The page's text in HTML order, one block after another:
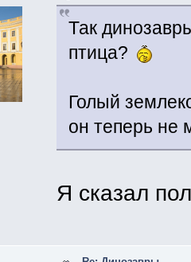
Так
птица?
Голый
он теперь
Я сказал